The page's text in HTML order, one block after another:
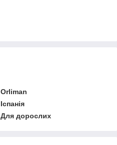
Orliman
Іспанія
Для дорослих